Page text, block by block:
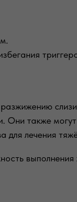
Они также
лечения
выполнения